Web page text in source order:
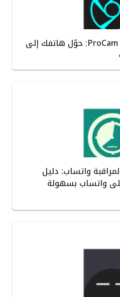
مراجعة تطبيق ProCam X – Lite: حوّل هاتفك إلى
مراجعة تطبيق WaStat لمراقبة واتساب: دليل
واتساب بسهولة